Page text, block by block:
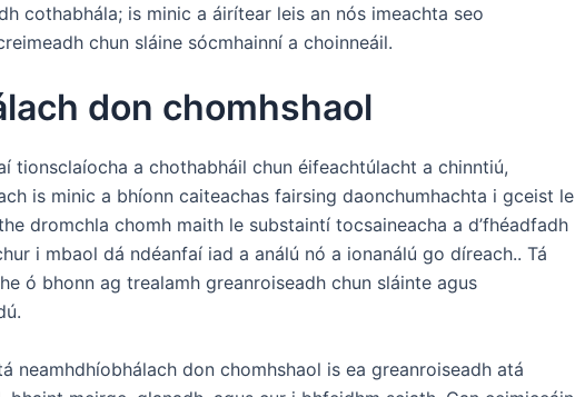
cothabhála; is minic a áirítear leis an nós imeachta seo
chun sláine sócmhainní a choinneáil.
don chomhshaol
tionsclaíocha a chothabháil chun éifeachtúlacht a chinntiú,
is minic a bhíonn caiteachas fairsing daonchumhachta i gceist le
dromchla chomh maith le substaintí tocsaineacha a d’fhéadfadh
i mbaol dá ndéanfaí iad a análú nó a ionanálú go díreach.. Tá
ó bhonn ag trealamh greanroiseadh chun sláinte agus
neamhdhíobhálach don chomhshaol is ea greanroiseadh atá